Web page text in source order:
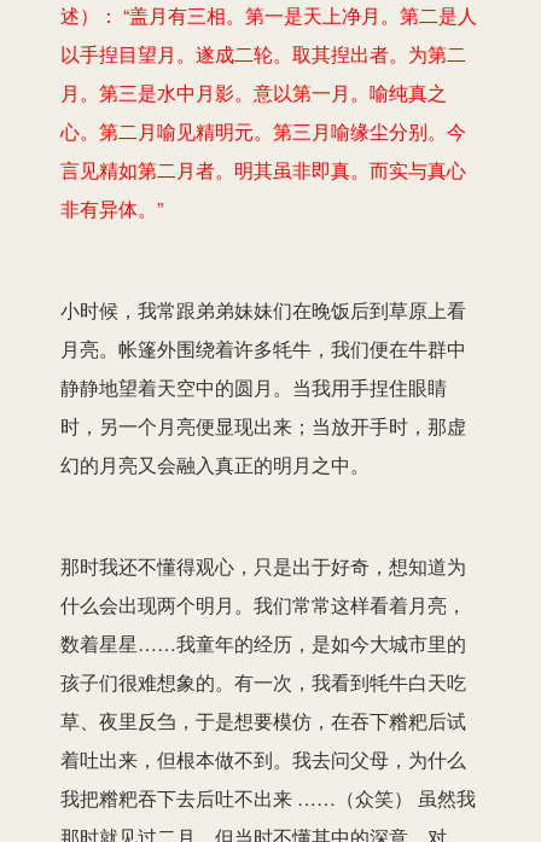
述）： “盖月有三相。第一是天上净月。第二是人
以手揑目望月。遂成二轮。取其揑出者。为第二
月。第三是水中月影。意以第一月。喻纯真之
心。第二月喻见精明元。第三月喻缘尘分别。今
言见精如第二月者。明其虽非即真。而实与真心
非有异体。”
小时候，我常跟弟弟妹妹们在晚饭后到草原上看
月亮。帐篷外围绕着许多牦牛，我们便在牛群中
静静地望着天空中的圆月。当我用手捏住眼睛
时，另一个月亮便显现出来；当放开手时，那虚
幻的月亮又会融入真正的明月之中。
那时我还不懂得观心，只是出于好奇，想知道为
什么会出现两个明月。我们常常这样看着月亮，
数着星星……我童年的经历，是如今大城市里的
孩子们很难想象的。有一次，我看到牦牛白天吃
草、夜里反刍，于是想要模仿，在吞下糌粑后试
着吐出来，但根本做不到。我去问父母，为什么
我把糌粑吞下去后吐不出来 ……（众笑） 虽然我